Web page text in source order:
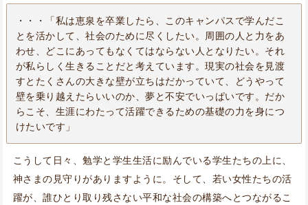
・・・「私は恵泉を卒業したら、このキャンパスで学んだこ
とを活かして、社会のために尽くしたい。周囲の人と力をあ
わせ、どこにあってもなくてはならない人となりたい。それ
が私らしく生きることだと考えています。現実の社会を見渡
すとたくさんの大きな壁が立ちはだかっていて、どうやって
壁を乗り越えたらいいのか、夢と不安でいっぱいです。だか
らこそ、生涯にわたって活躍できるための基礎の力を身につ
けたいです」
こうして日々、勉学と学生生活に励んでいる学生たちの上に、
神さまの見守りがありますように。そして、若い女性たちの活
躍が、誰ひとり取り残さない平和な社会の構築へとつながるこ